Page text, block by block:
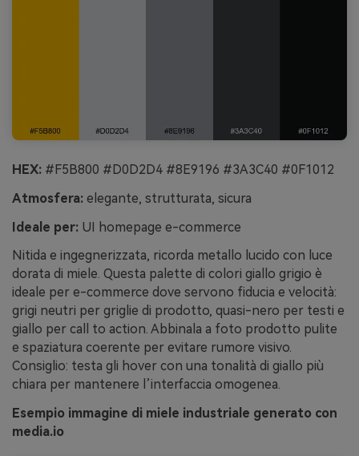
HEX: #F5B800 #D0D2D4 #8E9196 #3A3C40 #0F1012
Atmosfera: elegante, strutturata, sicura
Ideale per: UI homepage e-commerce
Nitida e ingegnerizzata, ricorda metallo lucido con luce
dorata di miele. Questa palette di colori giallo grigio è
ideale per e-commerce dove servono fiducia e velocità:
grigi neutri per griglie di prodotto, quasi-nero per testi e
giallo per call to action. Abbinala a foto prodotto pulite
e spaziatura coerente per evitare rumore visivo.
Consiglio: testa gli hover con una tonalità di giallo più
chiara per mantenere l’interfaccia omogenea.
Esempio immagine di miele industriale generato con
media.io